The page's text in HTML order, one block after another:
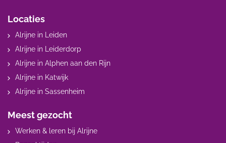
Locaties
Alrijne in Leiden
Alrijne in Leiderdorp
Alrijne in Alphen aan den Rijn
Alrijne in Katwijk
Alrijne in Sassenheim
Meest gezocht
Werken & leren bij Alrijne